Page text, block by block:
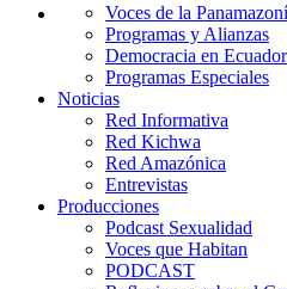
Voces de la
Programas y Alianzas
Democracia en Ecuador
Programas Especiales
Noticias
Red Informativa
Red Kichwa
Red Amazónica
Entrevistas
Producciones
Podcast Sexualidad
Voces que Habitan
PODCAST